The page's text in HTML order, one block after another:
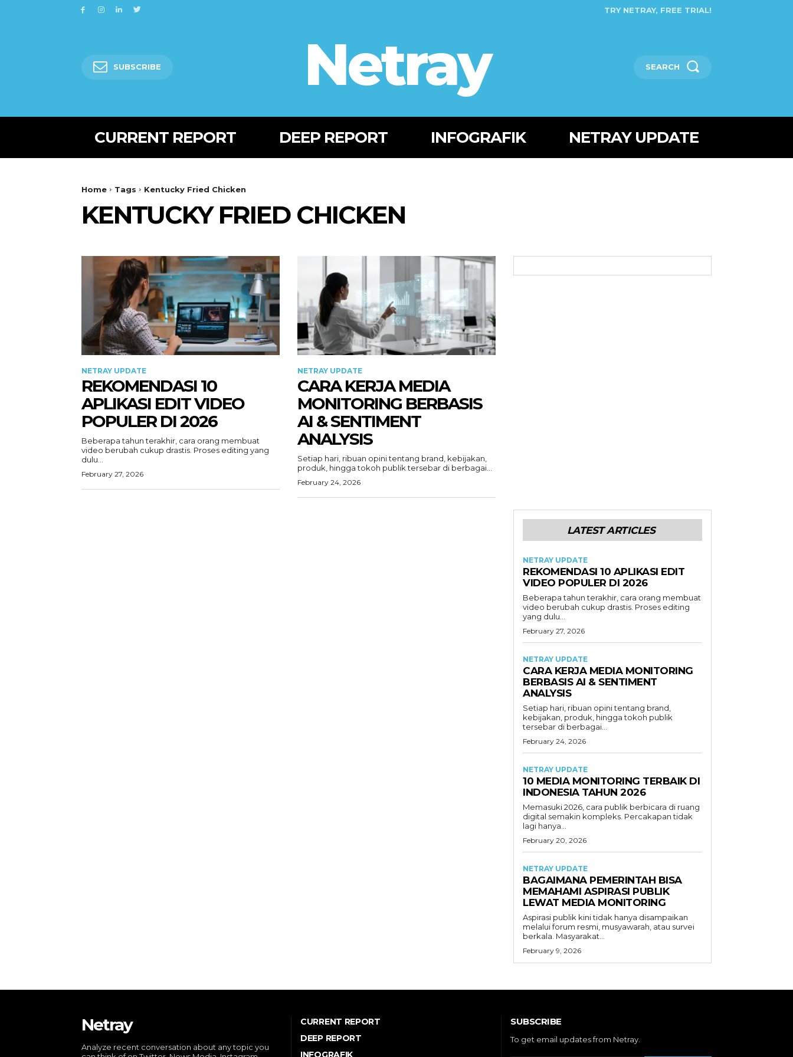
TRY NETRAY, FREE TRIAL!
SUBSCRIBE Netray SEARCH
CURRENT REPORT DEEP REPORT INFOGRAFIK NETRAY UPDATE
Home Tags Kentucky Fried Chicken
KENTUCKY FRIED CHICKEN
NETRAY UPDATE
REKOMENDASI 10
APLIKASI EDIT VIDEO
POPULER DI 2026
Beberapa tahun terakhir, cara orang membuat
video berubah cukup drastis. Proses editing yang
dulu...
February 27, 2026
NETRAY UPDATE
CARA KERJA MEDIA
MONITORING BERBASIS
AI & SENTIMENT
ANALYSIS
Setiap hari, ribuan opini tentang brand, kebijakan,
produk, hingga tokoh publik tersebar di berbagai...
February 24, 2026
LATEST ARTICLES
NETRAY UPDATE
REKOMENDASI 10 APLIKASI EDIT
VIDEO POPULER DI 2026
Beberapa tahun terakhir, cara orang membuat
video berubah cukup drastis. Proses editing
yang dulu...
February 27, 2026
NETRAY UPDATE
CARA KERJA MEDIA MONITORING
BERBASIS AI & SENTIMENT
ANALYSIS
Setiap hari, ribuan opini tentang brand,
kebijakan, produk, hingga tokoh publik
tersebar di berbagai...
February 24, 2026
NETRAY UPDATE
10 MEDIA MONITORING TERBAIK DI
INDONESIA TAHUN 2026
Memasuki 2026, cara publik berbicara di ruang
digital semakin kompleks. Percakapan tidak
lagi hanya...
February 20, 2026
NETRAY UPDATE
BAGAIMANA PEMERINTAH BISA
MEMAHAMI ASPIRASI PUBLIK
LEWAT MEDIA MONITORING
Aspirasi publik kini tidak hanya disampaikan
melalui forum resmi, musyawarah, atau survei
berkala. Masyarakat...
February 9, 2026
Netray
Analyze recent conversation about any topic you
CURRENT REPORT
DEEP REPORT
INFOGRAFIK
SUBSCRIBE
To get email updates from Netray.